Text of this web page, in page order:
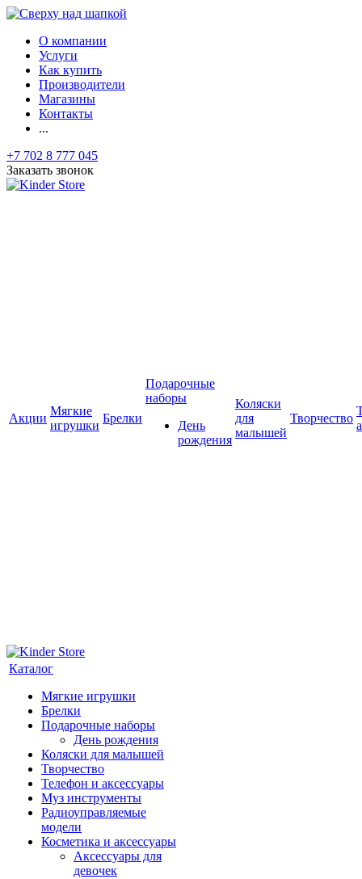
О компании
Услуги
Как купить
Производители
Магазины
Контакты
...
+7 702 8 777 045
Заказать звонок
Акции
Мягкие
игрушки
Брелки
Подарочные
наборы
День
рождения
Коляски
для
малышей
Творчество
Каталог
Мягкие игрушки
Брелки
Подарочные наборы
День рождения
Коляски для малышей
Творчество
Телефон и аксессуары
Муз инструменты
Радиоуправляемые
модели
Косметика и аксессуары
Аксессуары для
девочек